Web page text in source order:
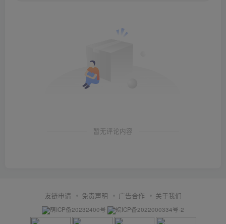
暂无评论内容
友链申请 免责声明 广告合作 关于我们
萌ICP备20232400号 皖ICP备2022000334号-2